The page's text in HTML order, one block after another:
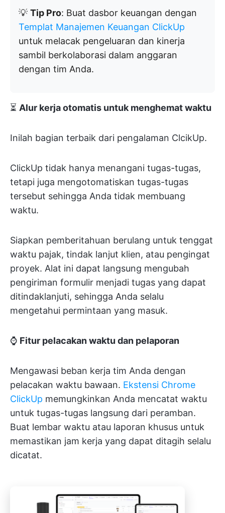
💡 Tip Pro: Buat dasbor keuangan dengan
Templat Manajemen Keuangan ClickUp
untuk melacak pengeluaran dan kinerja
sambil berkolaborasi dalam anggaran
dengan tim Anda.
⏳ Alur kerja otomatis untuk menghemat waktu
Inilah bagian terbaik dari pengalaman ClcikUp.
ClickUp tidak hanya menangani tugas-tugas,
tetapi juga mengotomatiskan tugas-tugas
tersebut sehingga Anda tidak membuang
waktu.
Siapkan pemberitahuan berulang untuk tenggat
waktu pajak, tindak lanjut klien, atau pengingat
proyek. Alat ini dapat langsung mengubah
pengiriman formulir menjadi tugas yang dapat
ditindaklanjuti, sehingga Anda selalu
mengetahui permintaan yang masuk.
⌚ Fitur pelacakan waktu dan pelaporan
Mengawasi beban kerja tim Anda dengan
pelacakan waktu bawaan. Ekstensi Chrome
ClickUp memungkinkan Anda mencatat waktu
untuk tugas-tugas langsung dari peramban.
Buat lembar waktu atau laporan khusus untuk
memastikan jam kerja yang dapat ditagih selalu
dicatat.